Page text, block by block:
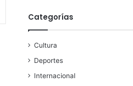
Categorías
Cultura
Deportes
Internacional